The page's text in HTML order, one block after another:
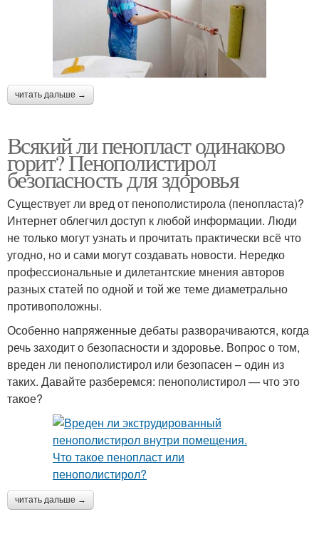
читать дальше →
Всякий ли пенопласт одинаково
горит? Пенополистирол
безопасность для здоровья
Существует ли вред от пенополистирола (пенопласта)?
Интернет облегчил доступ к любой информации. Люди
не только могут узнать и прочитать практически всё что
угодно, но и сами могут создавать новости. Нередко
профессиональные и дилетантские мнения авторов
разных статей по одной и той же теме диаметрально
противоположны.
Особенно напряженные дебаты разворачиваются, когда
речь заходит о безопасности и здоровье. Вопрос о том,
вреден ли пенополистирол или безопасен – один из
таких. Давайте разберемся: пенополистирол — что это
такое?
читать дальше →